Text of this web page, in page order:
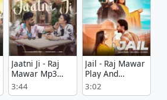
Jaatni Ji - Raj
Mawar Mp3
Free Download
3:44
Jail - Raj Mawar
Play And
Download mp3
song
3:02